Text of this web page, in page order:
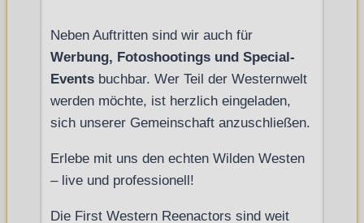
Neben Auftritten sind wir auch für
Werbung, Fotoshootings und Special-
Eventsbuchbar. Wer Teil der Westernwelt
werden möchte, ist herzlich eingeladen,
sich unserer Gemeinschaft anzuschließen.
Erlebe mit uns den echten Wilden Westen
– live und professionell!
Die First Western Reenactors sind weit